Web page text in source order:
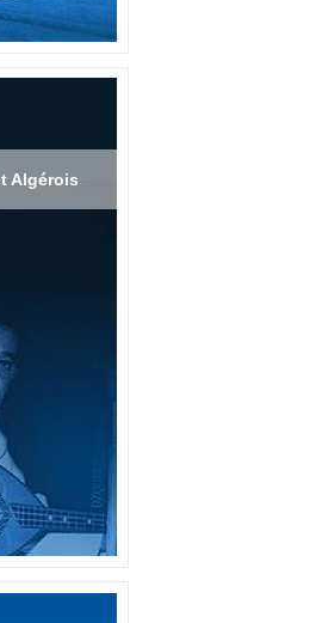
Algérois